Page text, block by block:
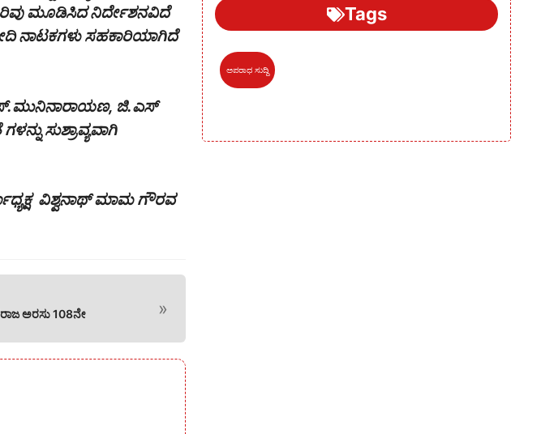
ಮೂಡಿಸಿದ ನಿರ್ದೇಶನವಿದೆ
ನಾಟಕಗಳು ಸಹಕಾರಿಯಾಗಿದೆ
ಜಿ.ಎಸ್
ಸುಶ್ರಾವ್ಯವಾಗಿ
ವಿಶ್ವನಾಥ್ ಮಾಮ ಗೌರವ
ಅರಸು 108ನೇ
»
Tags
ಅಪರಾಧ ಸುದ್ದಿ